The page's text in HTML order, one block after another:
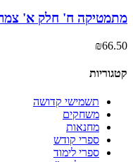
מתמטיקה ח' חלק א'
₪66.50
קטגוריות
תשמישי קדושה
משחקים
מחנאות
ספרי קודש
ספרי לימוד